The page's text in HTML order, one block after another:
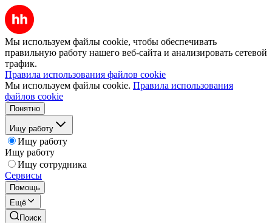
Мы используем файлы cookie, чтобы обеспечивать
правильную работу нашего веб-сайта и анализировать сетевой
трафик.
Правила использования файлов cookie
Мы используем файлы cookie. Правила использования
файлов cookie
Понятно
Ищу работу
Ищу работу
Ищу работу
Ищу сотрудника
Сервисы
Помощь
Ещё
Поиск